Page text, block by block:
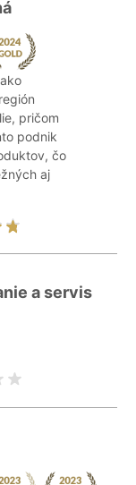
pričom
podnik
čo
aj
a servis